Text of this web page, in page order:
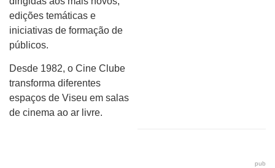
edições temáticas e
iniciativas de formação de
públicos.
Desde 1982, o Cine Clube
transforma diferentes
espaços de Viseu em salas
de cinema ao ar livre.
pub